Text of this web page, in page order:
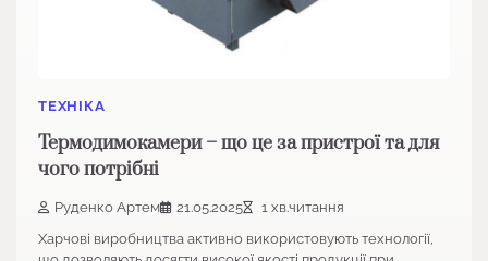
ТЕХНІКА
Термодимокамери – що це за пристрої та для
чого потрібні
Руденко Артем 21.05.2025
1 хв.читання
Харчові виробництва активно використовують технології,